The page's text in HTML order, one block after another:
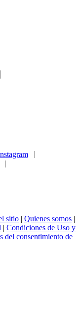
|
|
sitio | Quienes somos |
| Condiciones de Uso y
del consentimiento de